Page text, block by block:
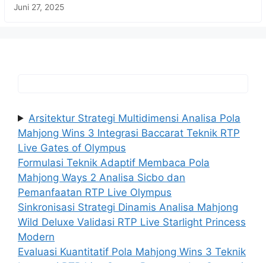
Juni 27, 2025
Arsitektur Strategi Multidimensi Analisa Pola
Mahjong Wins 3 Integrasi Baccarat Teknik RTP
Live Gates of Olympus
Formulasi Teknik Adaptif Membaca Pola
Mahjong Ways 2 Analisa Sicbo dan
Pemanfaatan RTP Live Olympus
Sinkronisasi Strategi Dinamis Analisa Mahjong
Wild Deluxe Validasi RTP Live Starlight Princess
Modern
Evaluasi Kuantitatif Pola Mahjong Wins 3 Teknik